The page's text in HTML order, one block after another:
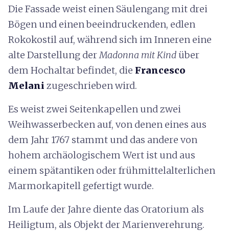
Die Fassade weist einen Säulengang mit drei
Bögen und einen beeindruckenden, edlen
Rokokostil auf, während sich im Inneren eine
alte Darstellung derMadonna mit Kind über
dem Hochaltar befindet, die Francesco
Melani zugeschrieben wird.
Es weist zwei Seitenkapellen und zwei
Weihwasserbecken auf, von denen eines aus
dem Jahr 1767 stammt und das andere von
hohem archäologischem Wert ist und aus
einem spätantiken oder frühmittelalterlichen
Marmorkapitell gefertigt wurde.
Im Laufe der Jahre diente das Oratorium als
Heiligtum, als Objekt der Marienverehrung.